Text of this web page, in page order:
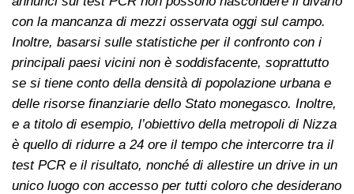
con la mancanza di mezzi osservata oggi sul campo.
Inoltre, basarsi sulle statistiche per il confronto con i
principali paesi vicini non è soddisfacente, soprattutto
se si tiene conto della densità di popolazione urbana e
delle risorse finanziarie dello Stato monegasco. Inoltre,
e a titolo di esempio, l’obiettivo della metropoli di Nizza
è quello di ridurre a 24 ore il tempo che intercorre tra il
test PCR e il risultato, nonché di allestire un drive in un
unico luogo con accesso per tutti coloro che desiderano